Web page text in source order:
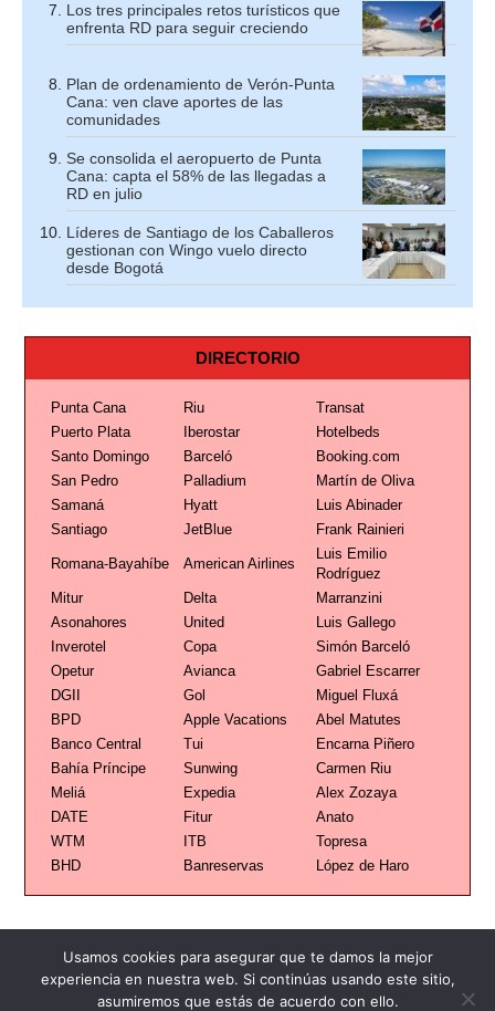
Los tres principales retos turísticos que
enfrenta RD para seguir creciendo
Plan de ordenamiento de Verón-Punta
Cana: ven clave aportes de las
comunidades
Se consolida el aeropuerto de Punta
Cana: capta el 58% de las llegadas a
RD en julio
Líderes de Santiago de los Caballeros
gestionan con Wingo vuelo directo
desde Bogotá
DIRECTORIO
Punta Cana Riu
Transat
Puerto Plata
Iberostar
Hotelbeds
Santo Domingo
Barceló
Booking.com
San Pedro
Palladium
Martín de Oliva
Samaná
Hyatt
Luis Abinader
Santiago
JetBlue Frank Rainieri
Romana-Bayahíbe American Airlines
Luis Emilio
Rodríguez
Mitur
Delta
Marranzini
Asonahores
United
Luis Gallego
Inverotel
Copa
Simón Barceló
Opetur
Avianca
Gabriel Escarrer
DGII
Gol
Miguel Fluxá
BPD
Apple Vacations
Abel Matutes
Banco Central
Tui
Encarna Piñero
Bahía Príncipe
Sunwing
Carmen Riu
Meliá
Expedia
Alex Zozaya
DATE
Fitur
Anato
WTM
ITB
Topresa
BHD
Banreservas López de Haro
Usamos cookies para asegurar que te damos la mejor
experiencia en nuestra web. Si continúas usando este sitio,
asumiremos que estás de acuerdo con ello.
Publicidad Redacción Contacto